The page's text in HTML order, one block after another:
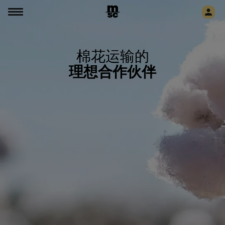
棉花运输的
理想合作伙伴